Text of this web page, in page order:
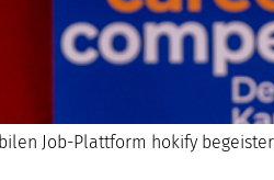
Job-Plattform hokify